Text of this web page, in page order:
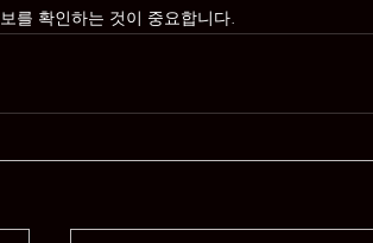
를 확인하는 것이 중요합니다.